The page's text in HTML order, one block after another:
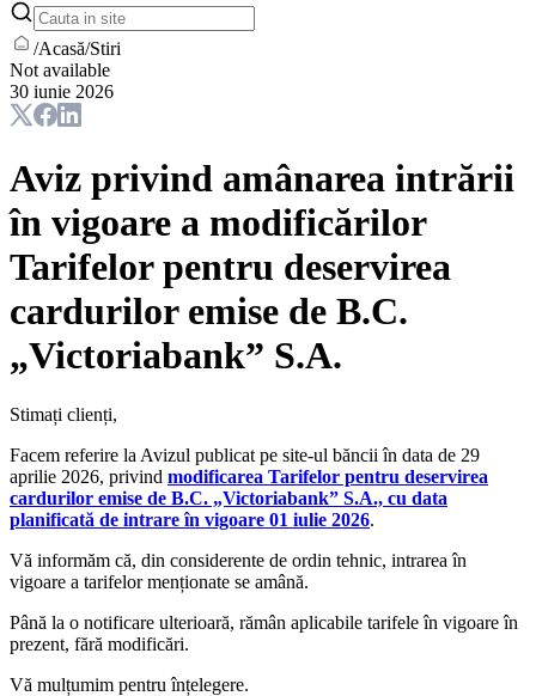
/Acasă/Stiri
Not available
30 iunie 2026
Aviz privind amânarea intrării
în vigoare a modificărilor
Tarifelor pentru deservirea
cardurilor emise de B.C.
„Victoriabank” S.A.
Stimați clienți,
Facem referire la Avizul publicat pe site-ul băncii în data de 29
aprilie 2026, privind modificarea Tarifelor pentru deservirea
cardurilor emise de B.C. „Victoriabank” S.A., cu data
planificată de intrare în vigoare 01 iulie 2026.
Vă informăm că, din considerente de ordin tehnic, intrarea în
vigoare a tarifelor menționate se amână.
Până la o notificare ulterioară, rămân aplicabile tarifele în vigoare în
prezent, fără modificări.
Vă mulțumim pentru înțelegere.